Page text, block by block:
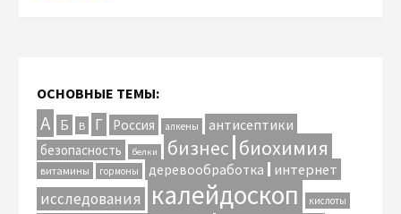
ОСНОВНЫЕ ТЕМЫ:
А Б В Г Россия алкены антисептики
безопасность белки бизнес биохимия
витамины гормоны деревообработка интернет
исследования калейдоскоп кислоты